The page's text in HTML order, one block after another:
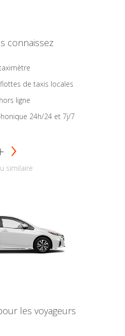
connaissez
de taxis locales
ligne
24h/24 et 7j/7
similaire
les voyageurs